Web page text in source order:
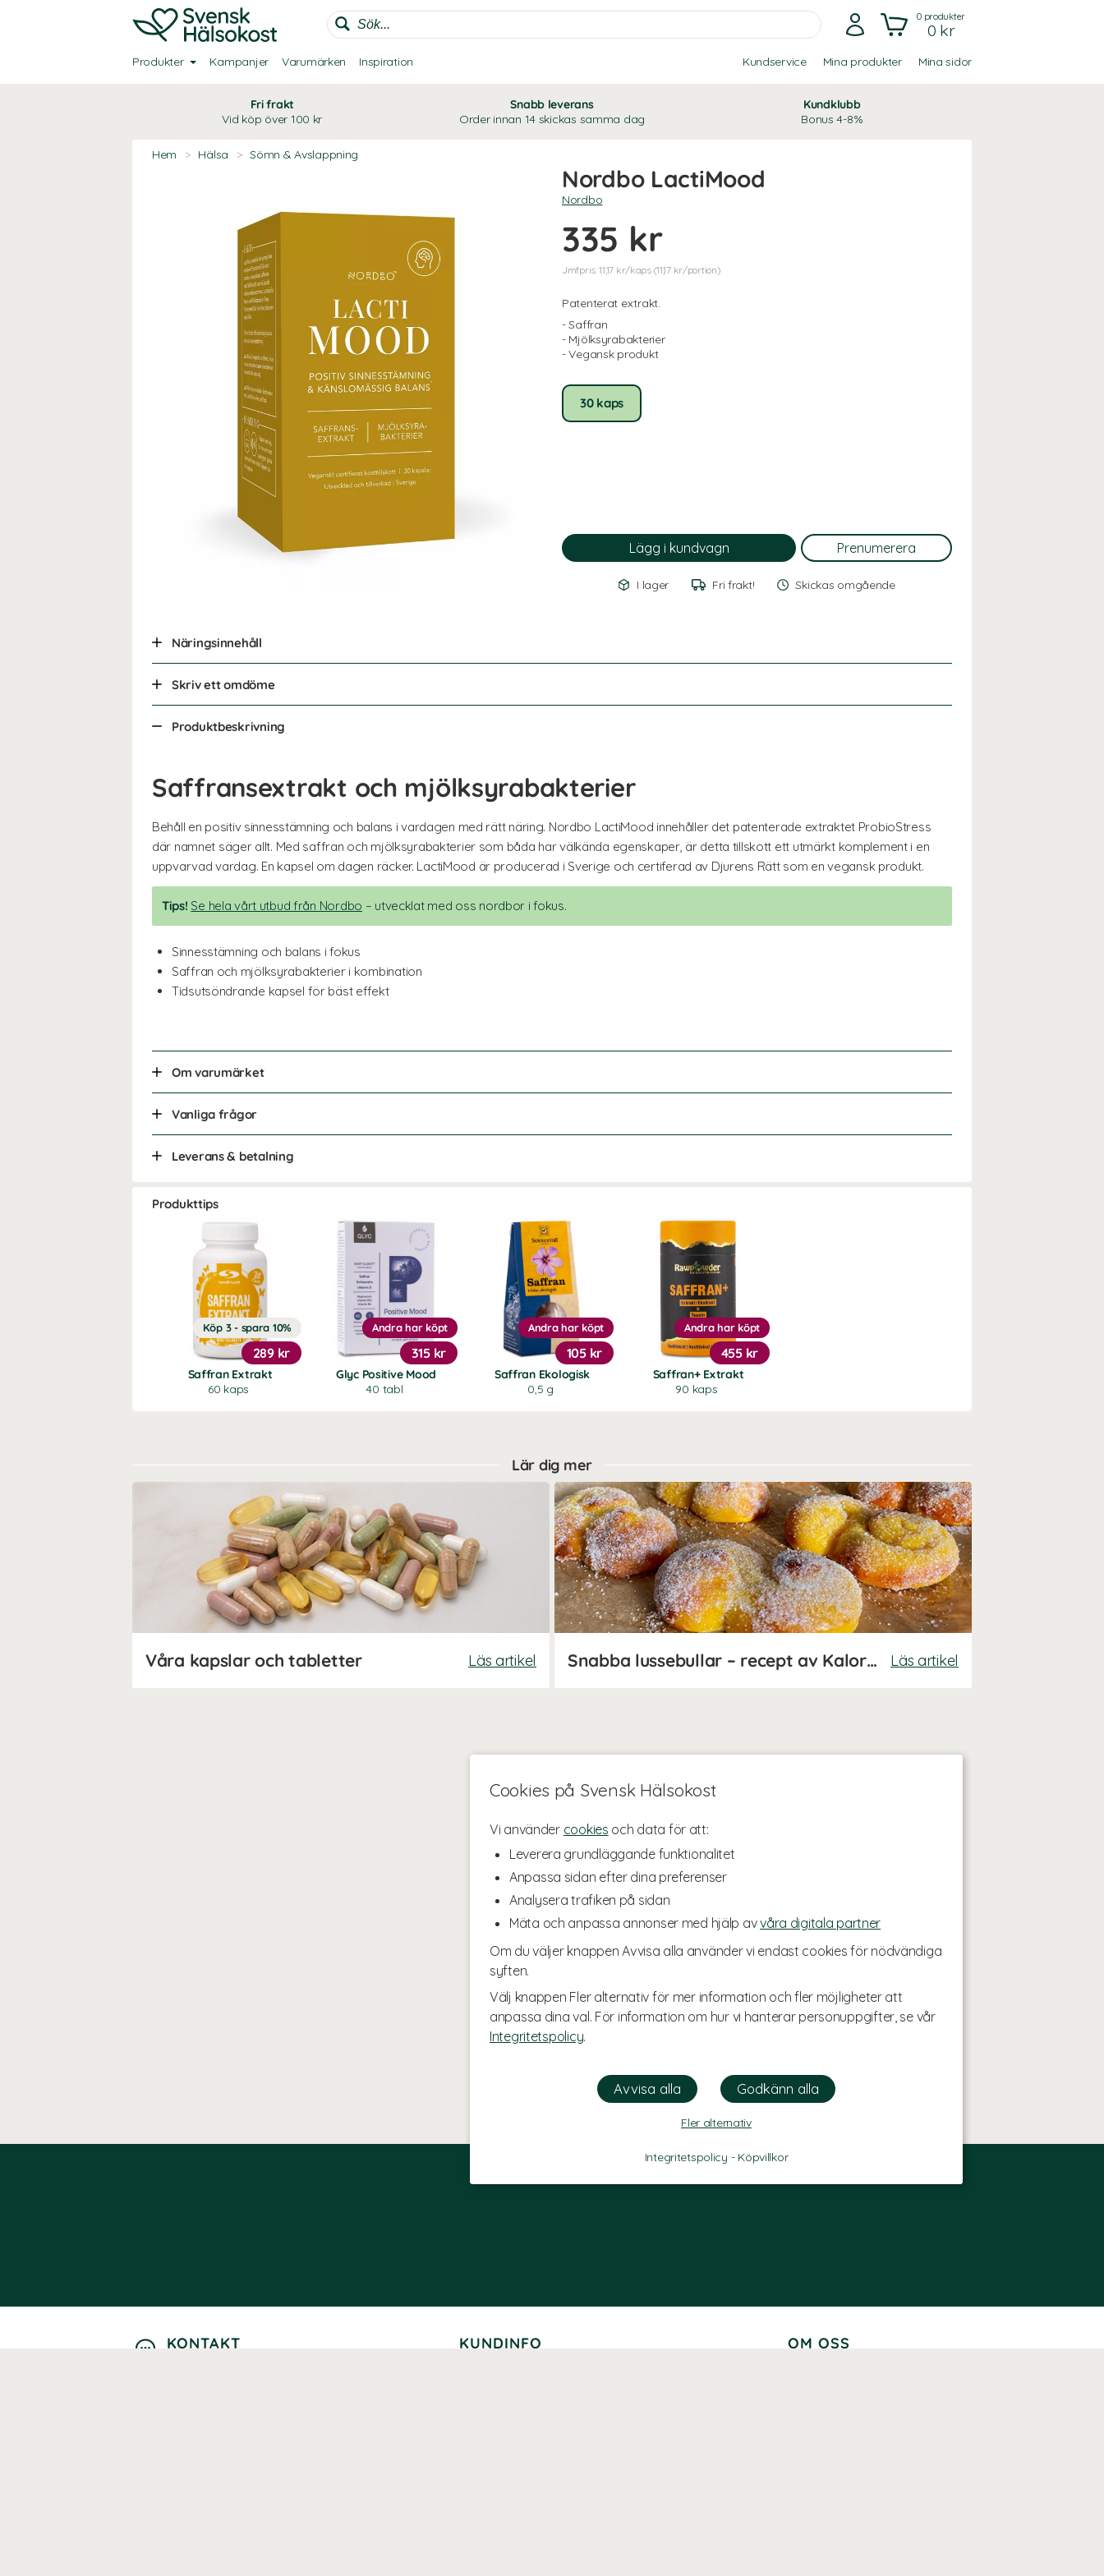
Cookies på Svensk Hälsokost
Vi använder cookies och data för att:
Leverera grundläggande funktionalitet
Anpassa sidan efter dina preferenser
Analysera trafiken på sidan
Mäta och anpassa annonser med hjälp avvåra digitala partner
Om du väljer knappen Avvisa alla använder vi endast cookies för nödvändiga
syften.
Välj knappen Fler alternativ för mer information och fler möjligheter att
anpassa dina val. För information om hur vi hanterar personuppgifter, se vår
Integritetspolicy.
Fler alternativ
Integritetspolicy - Köpvillkor
0produkter
0 kr
Produkter Kampanjer Varumärken Inspiration Kundservice Mina produkter Mina sidor
Fri frakt
Vid köp över 100 kr
Snabb leverans
Order innan 14 skickas samma dag
Kundklubb
Bonus 4-8%
Hem > Hälsa > Sömn & Avslappning
Nordbo LactiMood
Nordbo
335 kr
Jmfpris: 11,17 kr/kaps (11,17 kr/portion)
Patenterat extrakt.
- Saffran
- Mjölksyrabakterier
- Vegansk produkt
30 kaps
I lager Fri frakt! Skickas omgående
Näringsinnehåll
Skriv ett omdöme
Produktbeskrivning
Saffransextrakt och mjölksyrabakterier
Behåll en positiv sinnesstämning och balans i vardagen med rätt näring. Nordbo LactiMood innehåller det patenterade extraktet ProbioStress
där namnet säger allt. Med saffran och mjölksyrabakterier som båda har välkända egenskaper, är detta tillskott ett utmärkt komplement i en
uppvarvad vardag. En kapsel om dagen räcker. LactiMood är producerad i Sverige och certiferad av Djurens Rätt som en vegansk produkt.
Tips! Se hela vårt utbud från Nordbo – utvecklat med oss nordbor i fokus.
Sinnesstämning och balans i fokus
Saffran och mjölksyrabakterier i kombination
Tidsutsöndrande kapsel för bäst effekt
Om varumärket
Vanliga frågor
Leverans & betalning
Produkttips
Saffran Extrakt
60 kaps
Köp 3 - spara 10%
289 kr
Glyc Positive Mood
40 tabl
Andra har köpt
315 kr
Saffran Ekologisk
0,5 g
Andra har köpt
105 kr
Saffran+ Extrakt
90 kaps
Andra har köpt
455 kr
Lär dig mer
Våra kapslar och tabletter Läs artikel Snabba lussebullar – recept av Kalorismart Läs artikel
KONTAKT KUNDINFO OM OSS